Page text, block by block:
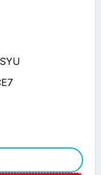
số lượng